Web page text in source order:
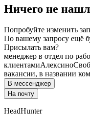
Ничего не
Попробуйте изменить
По вашему запросу ещё
Присылать вам?
менеджер в отдел по
клиентамиАлексино
вакансии, в названии
В мессенджер
На почту
HeadHunter